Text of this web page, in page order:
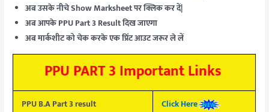
अब उसके नीचे Show Marksheet पर क्लिक कर दें|
अब आपके PPU Part 3 Result दिख जाएगा
अब मार्कशीट को चेक करके एक प्रिंट आउट जरूर ले लें
PPU PART 3 Important Links
PPU B.A Part 3 result Click Here